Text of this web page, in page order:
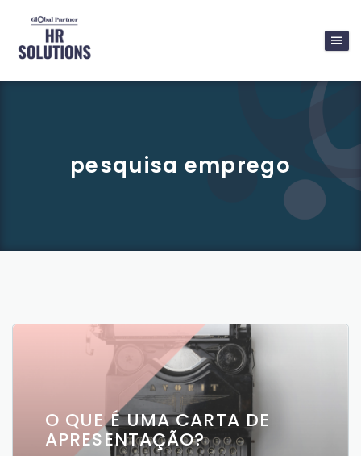
pesquisa emprego
O QUE É UMA CARTA DE
APRESENTAÇÃO?